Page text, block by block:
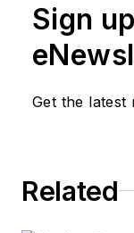
Sign
Get the latest
Related